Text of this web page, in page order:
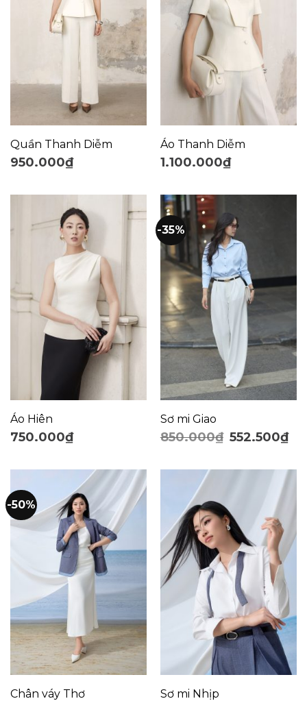
Quần Thanh Diễm
950.000₫
Áo Thanh Diễm
1.100.000₫
Áo Hiên
750.000₫
-35%
Sơ mi Giao
850.000₫ 552.500₫
-50%
Chân váy Thơ Sơ mi Nhịp